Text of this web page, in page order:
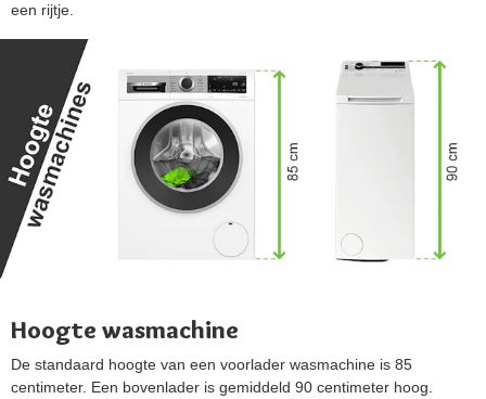
een rijtje.
Hoogte wasmachine
De standaard hoogte van een voorlader wasmachine is 85
centimeter. Een bovenlader is gemiddeld 90 centimeter hoog.